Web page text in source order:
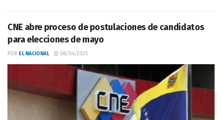
CNE abre proceso de postulaciones de candidatos
para elecciones de mayo
POR EL NACIONAL 08/04/2025